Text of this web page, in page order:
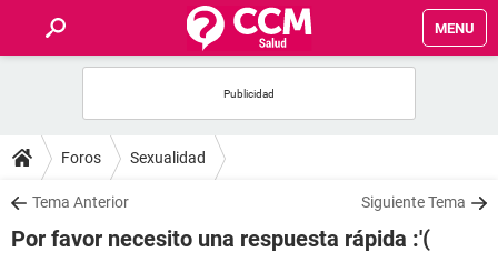
MENU
FOROS
SALUD
Foros Sexualidad
Tema Anterior Siguiente Tema
Por favor necesito una respuesta rápida :'(